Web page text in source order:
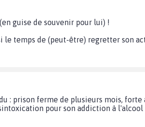
(en guise de souvenir pour lui) !
le temps de (peut-être) regretter son
: prison ferme de plusieurs mois,
pour son addiction à